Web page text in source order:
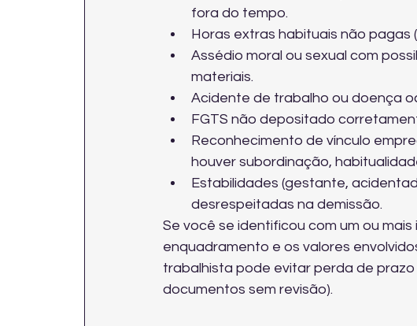
fora do tempo.
Horas extras habituais não pagas
Assédio moral ou sexual com
materiais.
Acidente de trabalho ou doença
FGTS não depositado
Reconhecimento de vínculo
houver subordinação,
Estabilidades (gestante,
desrespeitadas na demissão.
Se você se identificou com um ou
enquadramento e os valores
trabalhista pode evitar perda de prazo
documentos sem revisão).